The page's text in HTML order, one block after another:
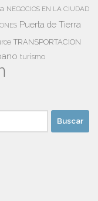
NEGOCIOS EN LA CIUDAD
Puerta de Tierra
TRANSPORTACION
turismo